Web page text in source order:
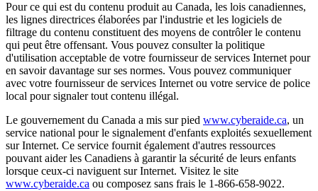
Pour ce qui est du contenu produit au Canada, les lois canadiennes,
les lignes directrices élaborées par l'industrie et les logiciels de
filtrage du contenu constituent des moyens de contrôler le contenu
qui peut être offensant. Vous pouvez consulter la politique
d'utilisation acceptable de votre fournisseur de services Internet pour
en savoir davantage sur ses normes. Vous pouvez communiquer
avec votre fournisseur de services Internet ou votre service de police
local pour signaler tout contenu illégal.
Le gouvernement du Canada a mis sur pied www.cyberaide.ca, un
service national pour le signalement d'enfants exploités sexuellement
sur Internet. Ce service fournit également d'autres ressources
pouvant aider les Canadiens à garantir la sécurité de leurs enfants
lorsque ceux-ci naviguent sur Internet. Visitez le site
www.cyberaide.ca ou composez sans frais le 1-866-658-9022.